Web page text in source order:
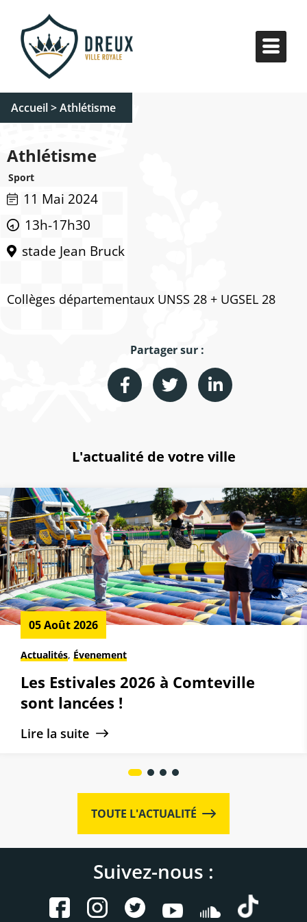
Accueil>Athlétisme
Athlétisme
Sport
11 Mai 2024
13h-17h30
stade Jean Bruck
Collèges départementaux UNSS 28 + UGSEL 28
Partager sur :
L'actualité de votre ville
05 Août 2026
Actualités, Évenement
Les Estivales 2026 à Comteville
sont lancées !
Lire la suite
TOUTE L'ACTUALITÉ
Suivez-nous :